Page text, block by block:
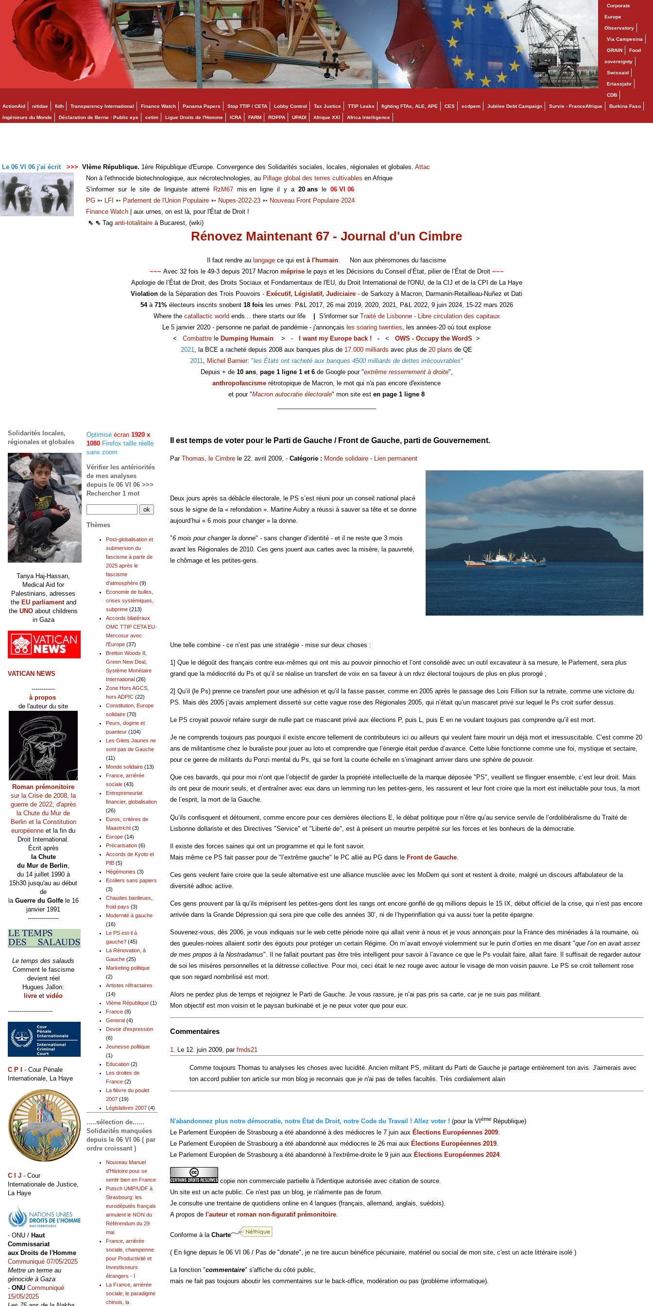
Corporate
Europe
Observatory
Via Campesina
GRAIN Food
sovereignty
Swissaid
Erlassjahr
CDB
ActionAid nitidae fidh Transparency International Finance Watch Panama Papers Stop TTIP / CETA Lobby Control Tax Justice TTIP Leaks fighting FTAs, ALE, APE CES ecdpem Jubilee Debt Campaign Survie - FranceAfrique Burkina Faso
Ingénieurs du Monde Déclaration de Berne : Public eye cetim Ligue Droits de l'Homme ICRA FARM ROPPA UPADI Afrique XXI Africa Intelligence
Le 06 VI 06 j'ai écrit >>> VIème République. 1ère République d'Europe. Convergence des Solidarités sociales, locales, régionales et globales. Attac
Non à l'ethnocide biotechnologique, aux nécrotechnologies, au Pillage global des terres cultivables en Afrique
S'informer sur le site de linguiste atterré RzM67 mis en ligne il y a20 ans le 06 VI 06
PG ➳ LFI ➳ Parlement de l'Union Populaire ➳ Nupes-2022-23 ➳ Nouveau Front Populaire 2024
Finance Watch | aux urnes, on est là, pour l'État de Droit !
⇖ ⇖ Taganti-totalitaire à Bucarest, (wiki)
Rénovez Maintenant 67 - Journal d'un Cimbre
Il faut rendre au langage ce qui est à l'humain. Non aux phéromones du fascisme
~~~ Avec 32 fois le 49-3 depuis 2017 Macron méprisele pays et les Décisions du Conseil d’État, pilier de l’État de Droit~~~
Apologie de l’État de Droit, des Droits Sociaux et Fondamentaux de l'EU, du Droit International de l'ONU, de la CIJ et de la CPI de La Haye
Violation de la Séparation des Trois Pouvoirs - Exécutif, Législatif, Judiciaire - de Sarkozy à Macron, Darmanin-Retailleau-Nuñez et Dati
54à 71%électeurs inscrits snobent 18 foisles urnes: P&L 2017, 26 mai 2019, 2020, 2021, P&L 2022, 9 juin 2024, 15-22 mars 2026
Where the catallactic world ends... there starts our life S'informer sur Traité de Lisbonne - Libre circulation des capitaux
Le 5 janvier 2020 - personne ne parlait de pandémie - j'annonçais les soaring twenties, les années-20 où tout explose
< Combattre le Dumping Humain > - I want my Europe back ! - < OWS - Occupy the WordS >
2021, la BCE a racheté depuis 2008 aux banques plus de 17.000 milliards avec plus de 20 plans de QE
2011, Michel Barnier: "les États ont racheté aux banques 4500 milliards de dettes irrécouvrables"
Depuis + de 10 ans, page 1 ligne 1 et 6 de Google pour "extrême resserrement à droite",
anthropofascisme rétrotopique de Macron, le mot qui n'a pas encore d'existence
et pour "Macron autocratie électorale" mon site est en page 1 ligne 8
Il est temps de voter pour le Parti de Gauche / Front de Gauche, parti de Gouvernement.
Par Thomas, le Cimbre le 22. avril 2009, - Catégorie : Monde solidaire - Lien permanent
Deux jours après sa débâcle électorale, le PS s’est réuni pour un conseil national placé
sous le signe de la « refondation ». Martine Aubry a réussi à sauver sa tête et se donne
aujourd’hui « 6 mois pour changer » la donne.
"6 mois pour changer la donne" - sans changer d’identité - et il ne reste que 3 mois
avant les Régionales de 2010. Ces gens jouent aux cartes avec la misère, la pauvreté,
le chômage et les petites-gens.
Une telle combine - ce n’est pas une stratégie - mise sur deux choses :
1] Que le dégoût des français contre eux-mêmes qui ont mis au pouvoir pinnochio et l’ont consolidé avec un outil excavateur à sa mesure, le Parlement, sera plus
grand que la médiocrité du Ps et qu’il se réalise un transfert de voix en sa faveur à un rdvz électoral toujours de plus en plus prorogé ;
2] Qu’il (le Ps) prenne ce transfert pour une adhésion et qu’il la fasse passer, comme en 2005 après le passage des Lois Fillion sur la retraite, comme une victoire du
PS. Mais dès 2005 j’avais amplement disserté sur cette vague rose des Régionales 2005, qui n’était qu’un mascaret privé sur lequel le Ps croit surfer dessus.
Le PS croyait pouvoir refaire surgir de nulle part ce mascaret privé aux élections P, puis L, puis E en ne voulant toujours pas comprendre qu’il est mort.
Je ne comprends toujours pas pourquoi il existe encore tellement de contributeurs ici ou ailleurs qui veulent faire mourir un déjà mort et irressuscitable. C’est comme 20
ans de militantisme chez le buraliste pour jouer au loto et comprendre que l’énergie était perdue d’avance. Cette lubie fonctionne comme une foi, mystique et sectaire,
pour ce genre de militants du Ponzi mental du Ps, qui se font la courte échelle en s’imaginant arriver dans une sphère de pouvoir.
Que ces bavards, qui pour moi n’ont que l’objectif de garder la propriété intellectuelle de la marque déposée "PS", veuillent se flinguer ensemble, c’est leur droit. Mais
ils ont peur de mourir seuls, et d’entraîner avec eux dans un lemming run les petites-gens, les rassurent et leur font croire que la mort est inéluctable pour tous, la mort
de l’esprit, la mort de la Gauche.
Qu’ils confisquent et détournent, comme encore pour ces dernières élections E, le débat politique pour n’être qu’au service servile de l’ordolibéralisme du Traité de
Lisbonne dollariste et des Directives "Service" et "Liberté de", est à présent un meurtre perpétré sur les forces et les bonheurs de la démocratie.
Il existe des forces saines qui ont un programme et qui le font savoir.
Mais même ce PS fait passer pour de "l’extrême gauche" le PC allié au PG dans le Front de Gauche
Ces gens veulent faire croire que la seule alternative est une alliance musclée avec les MoDem qui sont et restent à droite, malgré un discours affabulateur de la
diversité adhoc active.
Ces gens prouvent par là qu’ils méprisent les petites-gens dont les rangs ont encore gonflé de qq millions depuis le 15 IX, début officiel de la crise, qui n’est pas encore
arrivée dans la Grande Dépression qui sera pire que celle des années 30’, ni de l’hyperinflation qui va aussi tuer la petite épargne.
Souvenez-vous, dès 2006, je vous indiquais sur le web cette période noire qui allait venir à nous et je vous annonçais pour la France des minériades à la roumaine, où
des gueules-noires allaient sortir des égouts pour protéger un certain Régime. On m’avait envoyé violemment sur le purin d’orties en me disant "que l’on en avait assez
de mes propos à la Nostradamus". Il ne fallait pourtant pas être très intelligent pour savoir à l’avance ce que le Ps voulait faire, allait faire. Il suffisait de regarder autour
de soi les misères personnelles et la détresse collective. Pour moi, ceci était le nez rouge avec autour le visage de mon voisin pauvre. Le PS se croit tellement rose
que son regard nombrilisé est mort.
Alors ne perdez plus de temps et rejoignez le Parti de Gauche. Je vous rassure, je n’ai pas pris sa carte, car je ne suis pas militant.
Mon objectif est mon voisin et le paysan burkinabé et je ne peux voter que pour eux.
Commentaires
1. Le 12. juin 2009, par fmds21
Comme toujours Thomas tu analyses les choses avec lucidité. Ancien miltant PS, militant du Parti de Gauche je partage entièrement ton avis. J'aimerais avec
ton accord publier ton article sur mon blog je reconnais que je n'ai pas de telles facultés. Très cordialement alain
N'abandonnez plus notre démocratie, notre État de Droit, notre Code du Travail ! Allez voter ! (pour la VI ème République)
Le Parlement Européen de Strasbourg a été abandonné à des médiocres le 7 juin aux Élections Européennes 2009.
Le Parlement Européen de Strasbourg a été abandonné aux médiocres le 26 mai aux Élections Européennes 2019.
Le Parlement Européen de Strasbourg a été abandonné à l'extrême-droite le 9 juin aux Élections Européennes 2024.
copie non commerciale partielle à l'identique autorisée avec citation de source.
Un site est un acte public. Ce n'est pas un blog, je n'alimente pas de forum.
Je consulte une trentaine de quotidiens online en 4 langues (français, allemand, anglais, suédois).
A propos de l'auteur et roman non-figuratif prémonitoire
Conforme à la Charte
( En ligne depuis le 06 VI 06 / Pas de "donate", je ne tire aucun bénéfice pécuniaire, matériel ou social de mon site, c'est un acte littéraire isolé )
La fonction "commentaire" s'affiche du côté public,
mais ne fait pas toujours aboutir les commentaires sur le back-office, modération ou pas (problème informatique).
Optimisé écran 1920 x
1080 Firefox taille réelle
sans zoom
Vérifier les antériorités
de mes analyses
depuis le 06 VI 06 >>>
Rechercher 1 mot
Thèmes
Post-globalisation et
submersion du
fascisme à partir de
2025 après le
fascisme
d'atmosphère (9)
Economie de bulles,
crises systémiques,
subprime (213)
Accords bilatéraux
OMC TTIP CETA EU-
Mercosur avec
l'Europe (37)
Bretton Woods II,
Green New Deal,
Système Monétaire
International (26)
Zone Hors AGCS,
hors ADPIC (22)
Constitution, Europe
solidaire (70)
Peurs, dogme et
puanteur (104)
Les Gilets Jaunes ne
sont pas de Gauche
(11)
Monde solidaire (13)
France, arriérée
sociale (43)
Entrepreneuriat
financier, globalisation
(26)
Euros, critères de
Maastricht (3)
Europe (14)
Précarisation (6)
Accords de Kyoto et
PIB (5)
Hégémonies (3)
Ecoliers sans papiers
(3)
Chaudes banlieues,
froid pays (3)
Modernité à gauche
(16)
Le PS est-il à
gauche? (45)
La Rénovation, à
Gauche (25)
Marketing politique
(2)
Artistes réfractaires
(14)
VIème République (1)
France (8)
General (4)
Devoir d'expression
(6)
Jeunesse politique
(1)
Education (2)
Les droites de
France (2)
La fièvre du poulet
2007 (19)
Législatives 2007 (4)
.....sélection de......
Solidarités manquées
depuis le 06 VI 06 ( par
ordre croissant )
Nouveau Manuel
d'Histoire pour se
sentir bien en France
Putsch UMP/UDF à
Strasbourg: les
eurodéputés français
annulent le NON du
Référendum du 29
mai
France, arriérée
sociale, championne
pour Productivité et
Investisseurs
étrangers - I
La France, arriérée
sociale, le paradigme
chinois, la
Solidarités locales,
régionales et globales
Tanya Haj-Hassan,
Medical Aid for
Palestinians, adresses
the EU parliamentand
the UNO about childrens
in Gaza
VATICAN NEWS
------------
à propos
de l'auteur du site
Roman prémonitoire
sur la Crise de 2008, la
guerre de 2022, d'après
la Chute du Mur de
Berlin et la Constitution
européenne et la fin du
Droit International.
Écrit après
la Chute
du Mur de Berlin
du 14 juillet 1990 à
15h30 jusqu'au au début
de
la Guerre du Golfele 16
janvier 1991
----------------
Le temps des salauds
Comment le fascisme
devient réel
Hugues Jallon:
livre et vidéo
-----------------------
C P I
- Cour Pénale
Internationale, La Haye
C I J - Cour
Internationale de Justice,
La Haye
- ONU / Haut
Commissariat
aux Droits de l'Homme
Communiqué 07/05/2025
Mettre un terme au
génocide à Gaza
- ONU Communiqué
15/05/2025